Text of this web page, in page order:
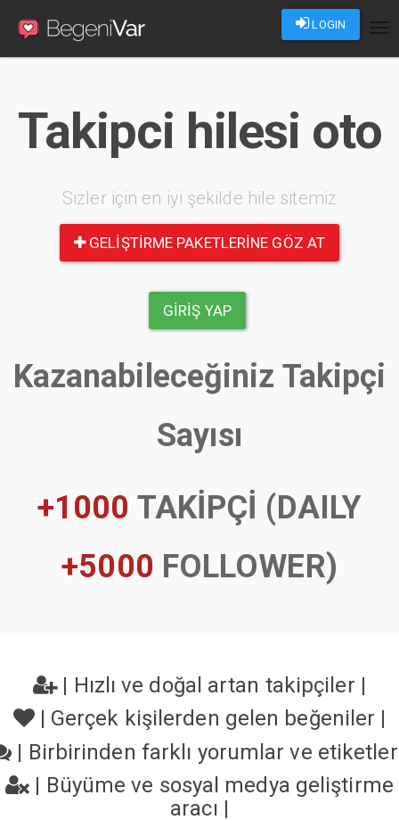
LOGIN
Takipci hilesi oto
Sizler için en iyi şekilde hile sitemiz
GELIŞTIRME PAKETLERINE GÖZ AT
GIRIŞ YAP
Kazanabileceğiniz Takipçi
Sayısı
+1000 TAKİPÇİ (DAILY
+5000 FOLLOWER)
| Hızlı ve doğal artan takipçiler |
| Gerçek kişilerden gelen beğeniler |
| Birbirinden farklı yorumlar ve
| Büyüme ve sosyal medya geliştirme
aracı |